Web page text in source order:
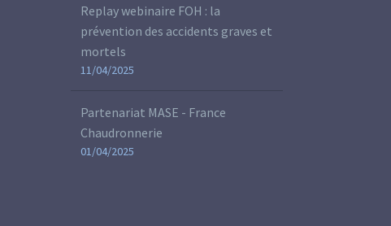
Replay webinaire FOH : la
prévention des accidents graves et
mortels
11/04/2025
Partenariat MASE - France
Chaudronnerie
01/04/2025